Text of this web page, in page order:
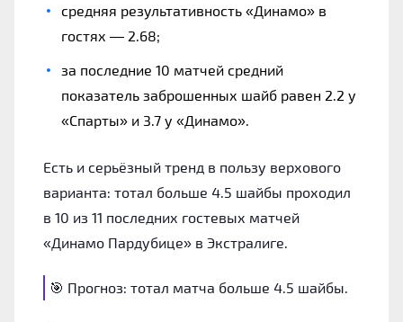
средняя результативность «Динамо» в
гостях — 2.68;
за последние 10 матчей средний
показатель заброшенных шайб равен 2.2 у
«Спарты» и 3.7 у «Динамо».
Есть и серьёзный тренд в пользу верхового
варианта: тотал больше 4.5 шайбы проходил
в 10 из 11 последних гостевых матчей
«Динамо Пардубице» в Экстралиге.
🎯 Прогноз: тотал матча больше 4.5 шайбы.